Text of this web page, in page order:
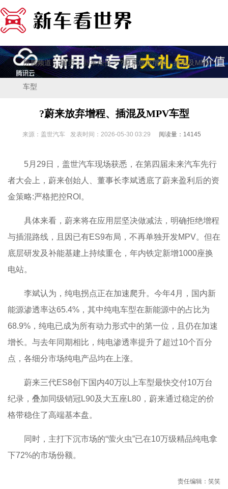
所属频道：首页>新车报价> ?蔚来放弃增程、插混及MPV
车型
?蔚来放弃增程、插混及MPV车型
来源：盖世汽车 发表时间：2026-05-30 03:29 阅读量：14145
5月29日，盖世汽车现场获悉，在第四届未来汽车先行
者大会上，蔚来创始人、董事长李斌透底了蔚来盈利后的资
金策略:严格把控ROI。
具体来看，蔚来将在应用层坚决做减法，明确拒绝增程
与插混路线，且因已有ES9布局，不再单独开发MPV。但在
底层研发及补能基建上持续重仓，年内铁定新增1000座换
电站。
李斌认为，纯电拐点正在加速爬升。今年4月，国内新
能源渗透率达65.4%，其中纯电车型在新能源中的占比为
68.9%，纯电已成为所有动力形式中的第一位，且仍在加速
增长。与去年同期相比，纯电渗透率提升了超过10个百分
点，各细分市场纯电产品均在上涨。
蔚来三代ES8创下国内40万以上车型最快交付10万台
纪录，叠加同级销冠L90及大五座L80，蔚来通过稳定的价
格带稳住了高端基本盘。
同时，主打下沉市场的“萤火虫”已在10万级精品纯电拿
下72%的市场份额。
责任编辑：笑笑